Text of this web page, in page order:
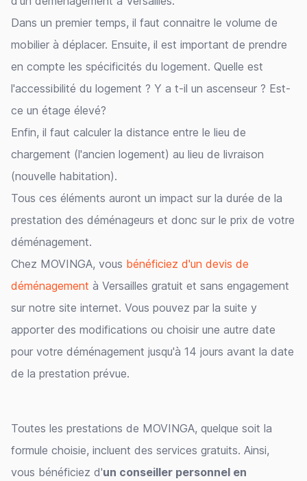
Dans un premier temps, il faut connaitre le volume de
mobilier à déplacer. Ensuite, il est important de prendre
en compte les spécificités du logement. Quelle est
l'accessibilité du logement ? Y a t-il un ascenseur ? Est-
ce un étage élevé?
Enfin, il faut calculer la distance entre le lieu de
chargement (l'ancien logement) au lieu de livraison
(nouvelle habitation).
Tous ces éléments auront un impact sur la durée de la
prestation des déménageurs et donc sur le prix de votre
déménagement.
Chez MOVINGA, vous bénéficiez d'un devis de
déménagement à Versailles gratuit et sans engagement
sur notre site internet. Vous pouvez par la suite y
apporter des modifications ou choisir une autre date
pour votre déménagement jusqu'à 14 jours avant la date
de la prestation prévue.
Toutes les prestations de MOVINGA, quelque soit la
formule choisie, incluent des services gratuits. Ainsi,
vous bénéficiez d'un conseiller personnel en